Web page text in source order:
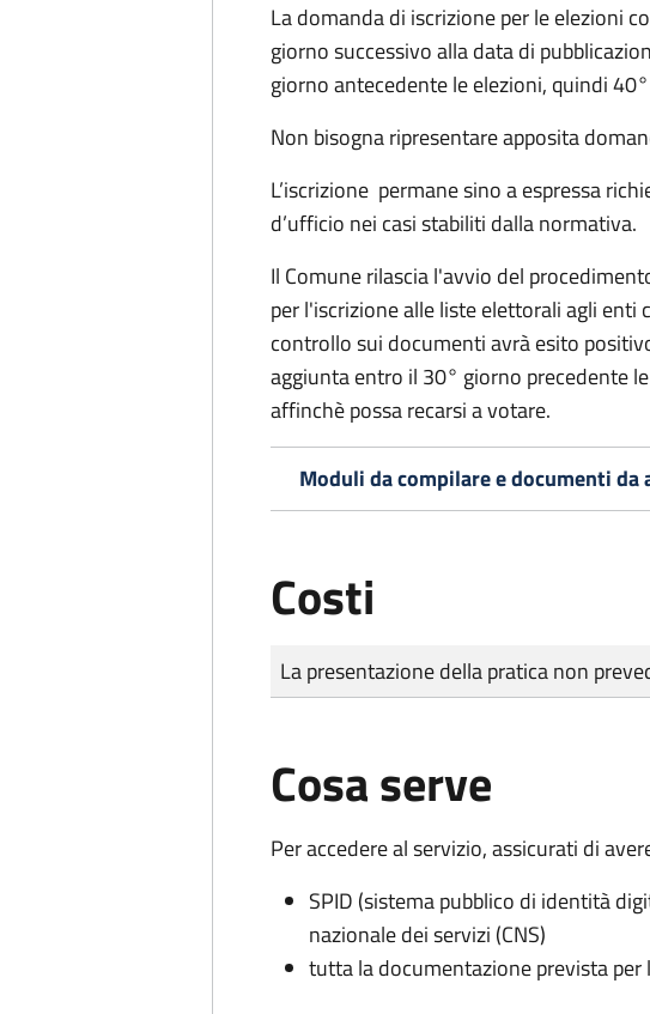
La domanda di iscrizione per le elezioni
giorno successivo alla data di
giorno antecedente le elezioni, quindi
Non bisogna ripresentare apposita
L’iscrizione permane sino a espressa
d’ufficio nei casi stabiliti dalla normativa.
Il Comune rilascia l'avvio del
per l'iscrizione alle liste elettorali agli enti
controllo sui documenti avrà esito
aggiunta entro il 30° giorno precedente
affinchè possa recarsi a votare.
Moduli da compilare e documenti da
Costi
Tipo di pagamento
Importo
La presentazione della pratica non
Cosa serve
Per accedere al servizio, assicurati di
SPID (sistema pubblico di identità
nazionale dei servizi (CNS)
tutta la documentazione prevista per